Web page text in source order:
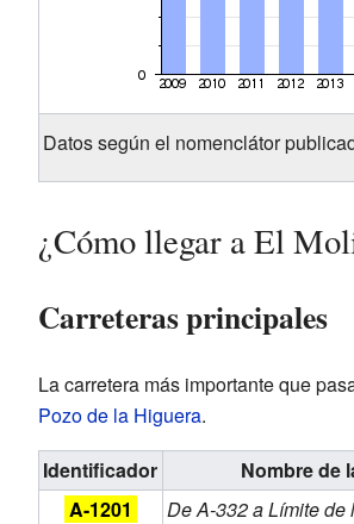
Datos según el nomenclátor
¿Cómo llegar a El
Carreteras principales
La carretera más importante que
Pozo de la Higuera.
Identificador
Nombre de
A-1201
De A-332 a Límite